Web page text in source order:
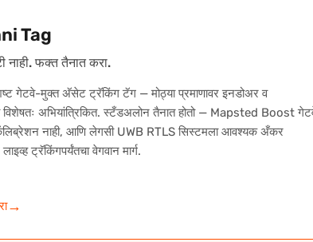
Tag
नाही. फक्त तैनात करा.
गेटवे-मुक्त अ‍ॅसेट ट्रॅकिंग टॅग — मोठ्या प्रमाणावर इनडोअर व
अभियांत्रिकित. स्टँडअलोन तैनात होतो — Mapsted Boost
नाही, आणि लेगसी UWB RTLS सिस्टमला आवश्यक अँकर
ट्रॅकिंगपर्यंतचा वेगवान मार्ग.
→